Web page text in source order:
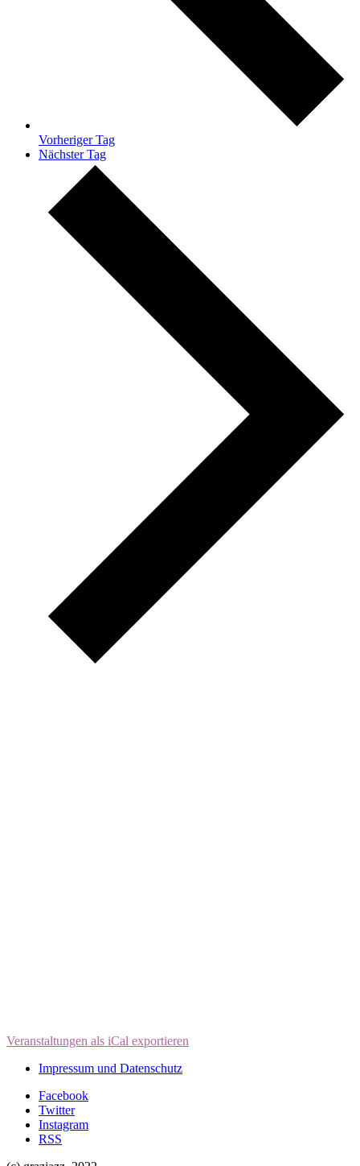
Vorheriger Tag
Nächster Tag
Veranstaltungen als iCal exportieren
Impressum und Datenschutz
Facebook
Twitter
Instagram
RSS